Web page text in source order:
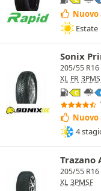
Estate
Sonix
205/55 R16
XL FR
C
4
Trazano
205/55 R16
XL 3PMSF